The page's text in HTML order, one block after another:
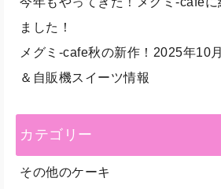
ました！
メグミ-cafe秋の新作！2025年10
＆自販機スイーツ情報
カテゴリー
その他のケーキ